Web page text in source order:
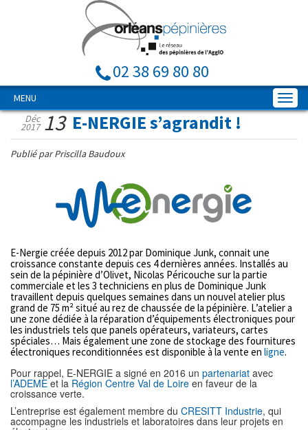
02 38 69 80 80
MENU
E-NERGIE s’agrandit !
Déc
2017 13
Publié par Priscilla Baudoux
E-Nergie créée depuis 2012 par Dominique Junk, connait une
croissance constante depuis ces 4 dernières années. Installés au
sein de la pépinière d’Olivet, Nicolas Péricouche sur la partie
commerciale et les 3 techniciens en plus de Dominique Junk
travaillent depuis quelques semaines dans un nouvel atelier plus
grand de 75 m² situé au rez de chaussée de la pépinière. L’atelier a
une zone dédiée à la réparation d’équipements électroniques pour
les industriels tels que panels opérateurs, variateurs, cartes
spéciales… Mais également une zone de stockage des fournitures
électroniques reconditionnées est disponible à la vente en ligne.
Pour rappel, E-NERGIE a signé en 2016 un partenariat avec
l’ADEMEet la Région Centre Val de Loire en faveur de la
croissance verte.
L’entreprise est également membre du CRESITT Industrie, qui
accompagne les industriels et laboratoires dans leur projets en